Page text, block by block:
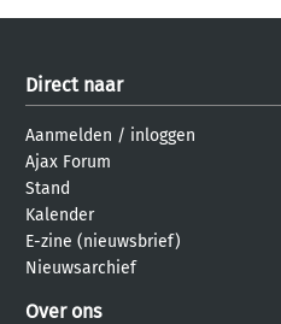
Direct naar
Aanmelden / inloggen
Ajax Forum
Stand
Kalender
E-zine (nieuwsbrief)
Nieuwsarchief
Over ons